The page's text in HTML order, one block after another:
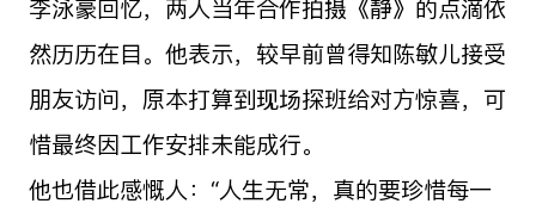
李泳豪回忆，两人当年合作拍摄《静》的点滴依
然历历在目。他表示，较早前曾得知陈敏儿接受
朋友访问，原本打算到现场探班给对方惊喜，可
惜最终因工作安排未能成行。
他也借此感慨人：“人生无常，真的要珍惜每一